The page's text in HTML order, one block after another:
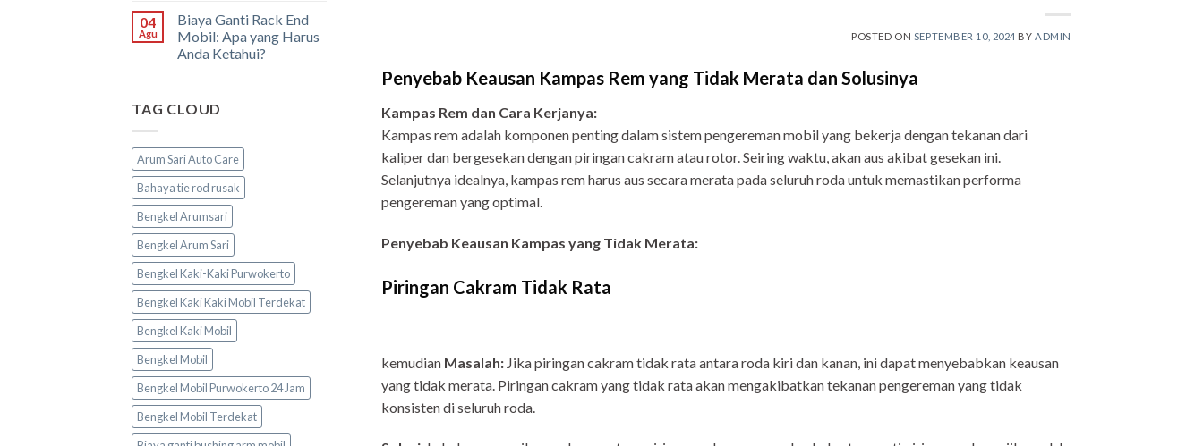
04
Agu
Biaya Ganti Rack End
Mobil: Apa yang Harus
Anda Ketahui?
TAG CLOUD
Arum Sari Auto Care
Bahaya tie rod rusak
Bengkel Arumsari
Bengkel Arum Sari
Bengkel Kaki-Kaki Purwokerto
Bengkel Kaki Kaki Mobil Terdekat
Bengkel Kaki Mobil
Bengkel Mobil
Bengkel Mobil Purwokerto 24 Jam
Bengkel Mobil Terdekat
POSTED ON SEPTEMBER 10, 2024 BYADMIN
Penyebab Keausan Kampas Rem yang Tidak Merata dan Solusinya
Kampas Rem dan Cara Kerjanya:
Kampas rem adalah komponen penting dalam sistem pengereman mobil yang bekerja dengan tekanan dari
kaliper dan bergesekan dengan piringan cakram atau rotor. Seiring waktu, akan aus akibat gesekan ini.
Selanjutnya idealnya, kampas rem harus aus secara merata pada seluruh roda untuk memastikan performa
pengereman yang optimal.
Penyebab Keausan Kampas yang Tidak Merata:
Piringan Cakram Tidak Rata
kemudian Masalah:Jika piringan cakram tidak rata antara roda kiri dan kanan, ini dapat menyebabkan keausan
yang tidak merata. Piringan cakram yang tidak rata akan mengakibatkan tekanan pengereman yang tidak
konsisten di seluruh roda.